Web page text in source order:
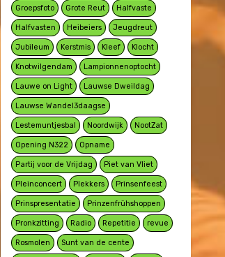
Groepsfoto Grote Reut Halfvaste
Halfvasten Heibeiers Jeugdreut
Jubileum Kerstmis Kleef Klocht
Knotwilgendam Lampionnenoptocht
Lauwe on Light Lauwse Dweildag
Lauwse Wandel3daagse
Lestemuntjesbal Noordwijk NootZat
Opening N322 Opname
Partij voor de Vrijdag Piet van Vliet
Pleinconcert Plekkers Prinsenfeest
Prinspresentatie Prinzenfrühshoppen
Pronkzitting Radio Repetitie revue
Rosmolen Sunt van de cente